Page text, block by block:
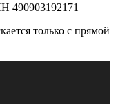
490903192171
только с прямой